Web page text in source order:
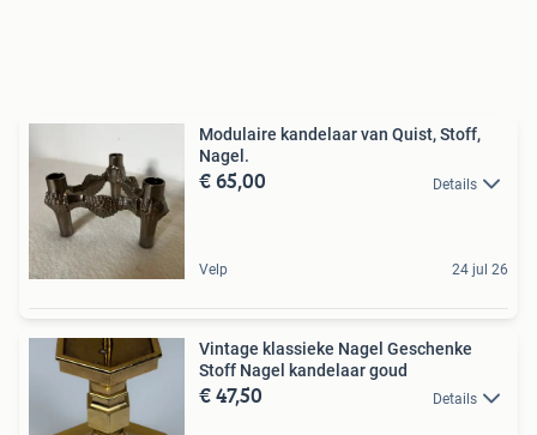
Modulaire kandelaar van Quist, Stoff,
Nagel.
€ 65,00 Details
Velp 24 jul 26
Vintage klassieke Nagel Geschenke
Stoff Nagel kandelaar goud
€ 47,50 Details